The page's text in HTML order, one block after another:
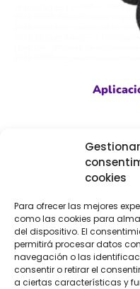
cookies
Para ofrecer las mejores
como las cookies para
del dispositivo. El
permitirá procesar datos
navegación o las
consentir o retirar el
a ciertas características y